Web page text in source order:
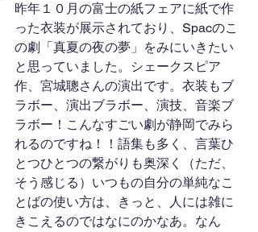
昨年１０月の富士の紙フェアに紙で作
った衣装が展示されており、Spacのこ
の劇「真夏の夜の夢」をみにいきたい
と思っていました。シェークスピア
作、宮城聰さんの演出です。衣装もブ
ラボー、演出ブラボー、演技、音楽ブ
ラボー！こんなすごい劇が静岡でみら
れるのですね！！語集も多く、言葉ひ
とつひとつの繋がりも奥深く（ただ、
そう感じる）いつもの自分の単純なこ
とばの使い方は、きっと、人には雑に
きこえるのではなにのかなあ。なん